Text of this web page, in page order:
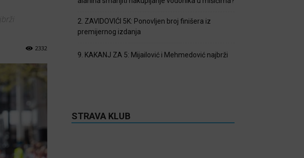
2332
2. ZAVIDOVIĆI 5K: Ponovljen broj finišera iz
premijernog izdanja
9. KAKANJ ZA 5: Mijailović i Mehmedović najbrži
STRAVA KLUB